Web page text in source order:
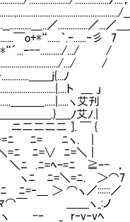
..／..............／...／＿_.
｀.ｰ......‐彡 7
ｰ--........../.../ /
.../ /
＿＿j{...ﾉ
ト ＿ 」
＿＿＿.....|.....ヽ艾刋
＿＿＿.}＿_ﾉ艾ﾉ.|
ニ二二二二 ]. ￣ {
ｰ=ﾆ ﾆ=Ⅶ ﾆヽ. ｜
ﾆ ﾆ=∨ ﾆ=＼ |
.ﾆ=ﾍｰ=ﾆ ≧ｰ- ，
ﾆ ﾆ=＼=ﾆ. ＞⌒7
＿ ＞ ⌒ヽ／::::::／
ヽ_:ノ
‐ _ r‐v‐vﾍ